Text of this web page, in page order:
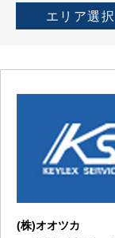
エリア選択
(株)オオツカ